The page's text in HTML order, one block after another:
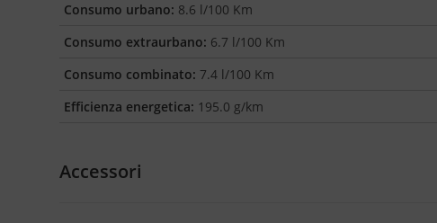
Consumo urbano: 8.6 l/100 Km
Consumo extraurbano: 6.7 l/100 Km
Consumo combinato: 7.4 l/100 Km
Efficienza energetica: 195.0 g/km
Accessori